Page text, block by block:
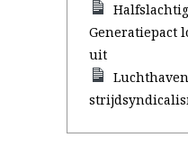
Generatiepact
uit